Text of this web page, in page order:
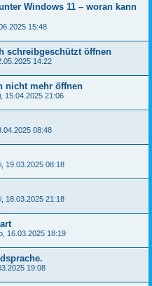
Windows 11 – woran kann
15:48
schreibgeschützt öffnen
14:22
nicht mehr öffnen
15.04.2025 21:06
08:48
19.03.2025 08:18
18.03.2025 21:18
16.03.2025 18:19
19:08